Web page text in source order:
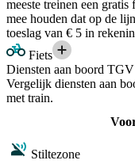
meeste treinen een
mee houden dat op de
toeslag van € 5 in
Fiets
Diensten aan boord
Vergelijk diensten aan
met train.
Stiltezone